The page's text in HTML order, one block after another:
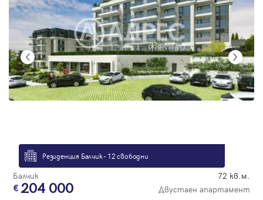
Резиденция Балчик - 12 свободни
Балчик 72 кв.м.
204 000
Двустаен апартамент